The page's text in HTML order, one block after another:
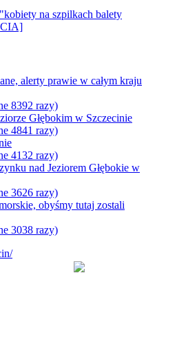
alerty prawie w całym kraju
8392 razy)
Głębokim w Szczecinie
4841 razy)
4132 razy)
nad Jeziorem Głębokie w
3626 razy)
obyśmy tutaj zostali
3038 razy)